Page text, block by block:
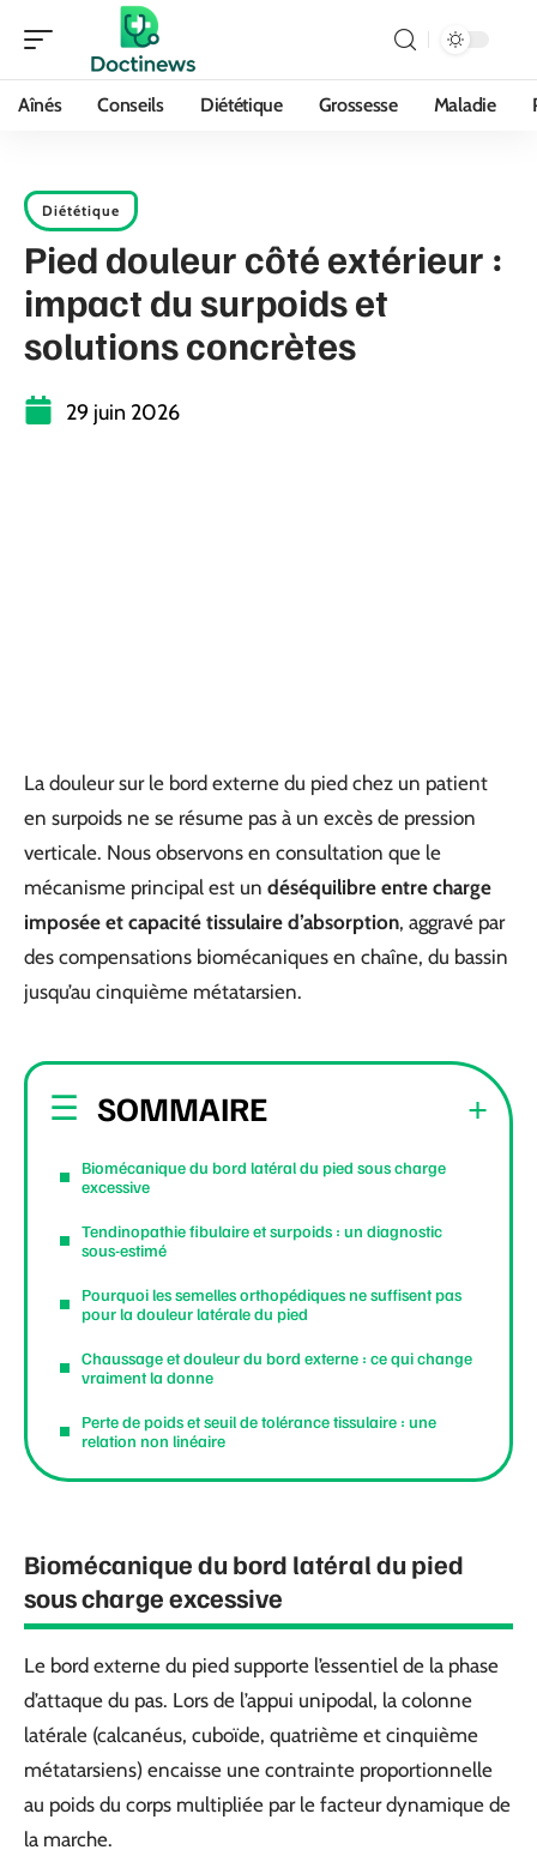
Aînés Conseils Diététique Grossesse Maladie
Diététique
Pied douleur côté extérieur :
impact du surpoids et
solutions concrètes
29 juin 2026
La douleur sur le bord externe du pied chez un patient
en surpoids ne se résume pas à un excès de pression
verticale. Nous observons en consultation que le
mécanisme principal est un déséquilibre entre charge
imposée et capacité tissulaire d’absorption, aggravé par
des compensations biomécaniques en chaîne, du bassin
jusqu’au cinquième métatarsien.
SOMMAIRE
Biomécanique du bord latéral du pied sous charge
excessive
Tendinopathie fibulaire et surpoids : un diagnostic
sous-estimé
Pourquoi les semelles orthopédiques ne suffisent pas
pour la douleur latérale du pied
Chaussage et douleur du bord externe : ce qui change
vraiment la donne
Perte de poids et seuil de tolérance tissulaire : une
relation non linéaire
Biomécanique du bord latéral du pied
sous charge excessive
Le bord externe du pied supporte l’essentiel de la phase
d’attaque du pas. Lors de l’appui unipodal, la colonne
latérale (calcanéus, cuboïde, quatrième et cinquième
métatarsiens) encaisse une contrainte proportionnelle
au poids du corps multipliée par le facteur dynamique de
la marche.